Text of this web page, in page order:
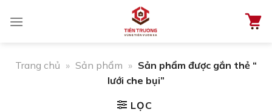
đến
Trang chủ » Sản phẩm » Sản phẩm được gắn thẻ “
lưới che bụi”
LỌC